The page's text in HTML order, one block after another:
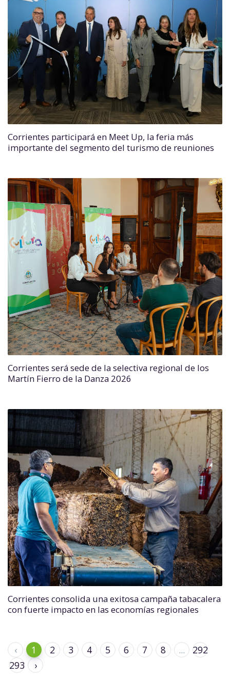
Corrientes participará en Meet Up, la feria más
importante del segmento del turismo de reuniones
Corrientes será sede de la selectiva regional de los
Martín Fierro de la Danza 2026
Corrientes consolida una exitosa campaña tabacalera
con fuerte impacto en las economías regionales
‹ 1 2 3 4 5 6 7 8 ...
292
293
›